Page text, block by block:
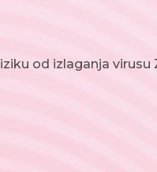
od izlaganja virusu